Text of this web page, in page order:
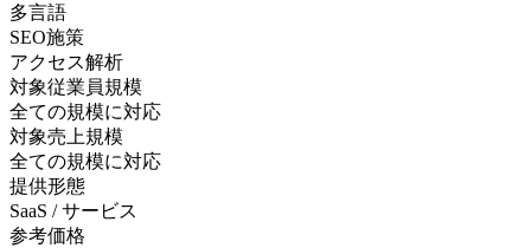
多言語
SEO施策
アクセス解析
対象従業員規模
全ての規模に対応
対象売上規模
全ての規模に対応
提供形態
SaaS / サービス
参考価格